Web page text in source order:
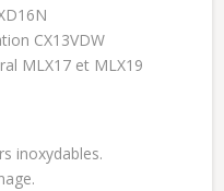
CX13VDW
MLX17 et MLX19
inoxydables.